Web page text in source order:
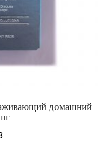
домашний